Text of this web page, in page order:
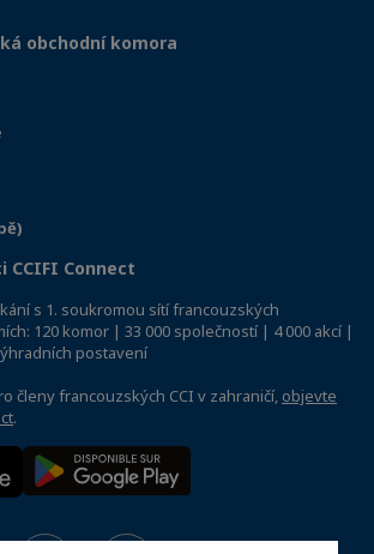
obchodní komora
CCIFI Connect
s 1. soukromou sítí francouzských
120 komor | 33 000 společností | 4 000 akcí |
postavení
členy francouzských CCI v zahraničí, objevte
.